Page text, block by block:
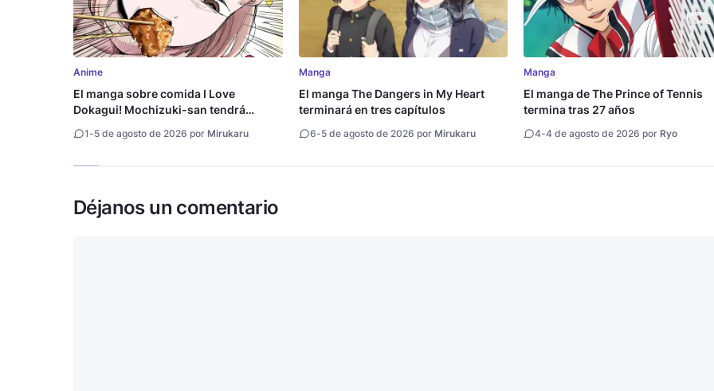
Anime
El manga sobre comida I Love
Dokagui! Mochizuki-san tendrá
1-5 de agosto de 2026 por Mirukaru
Manga
El manga The Dangers in My Heart
terminará en tres capítulos
6-5 de agosto de 2026 por Mirukaru
Manga
El manga de The Prince of Tennis
termina tras 27 años
4-4 de agosto de 2026 por Ryo
Déjanos un comentario